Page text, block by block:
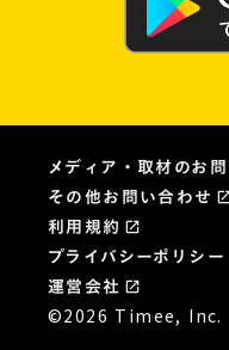
メディア・取材のお
その他お問い合わせ
利用規約 open_in_new
プライバシーポリシー
運営会社 launch
©2026 Timee, Inc.